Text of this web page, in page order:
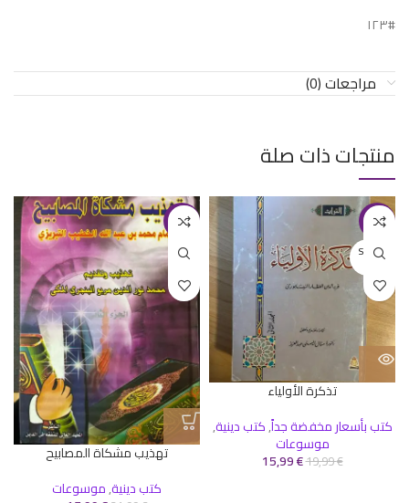
#١٢٣
مراجعات (0)
منتجات ذات صلة
-20%
SOLD O
UT
تذكرة الأولياء
كتب بأسعار مخفضة جداً,كتب دينية,
موسوعات
19,99€
15,99€
-18%
تهذيب مشكاة المصابيح
كتب دينية,موسوعات